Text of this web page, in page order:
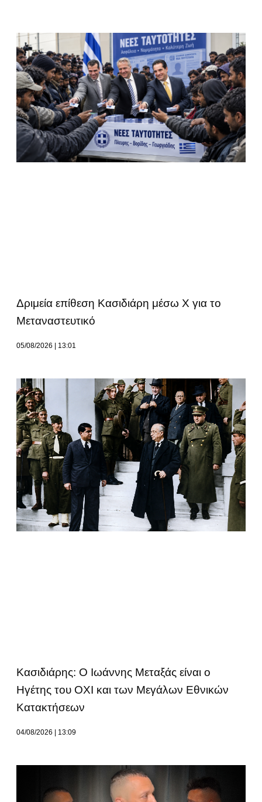
Δριμεία επίθεση Κασιδιάρη μέσω Χ για το
Μεταναστευτικό
05/08/2026 13:01
Κασιδιάρης: Ο Ιωάννης Μεταξάς είναι ο
Ηγέτης του ΟΧΙ και των Μεγάλων Εθνικών
Κατακτήσεων
04/08/2026 13:09